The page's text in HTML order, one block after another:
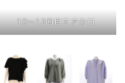
10〜12回目エアクロ